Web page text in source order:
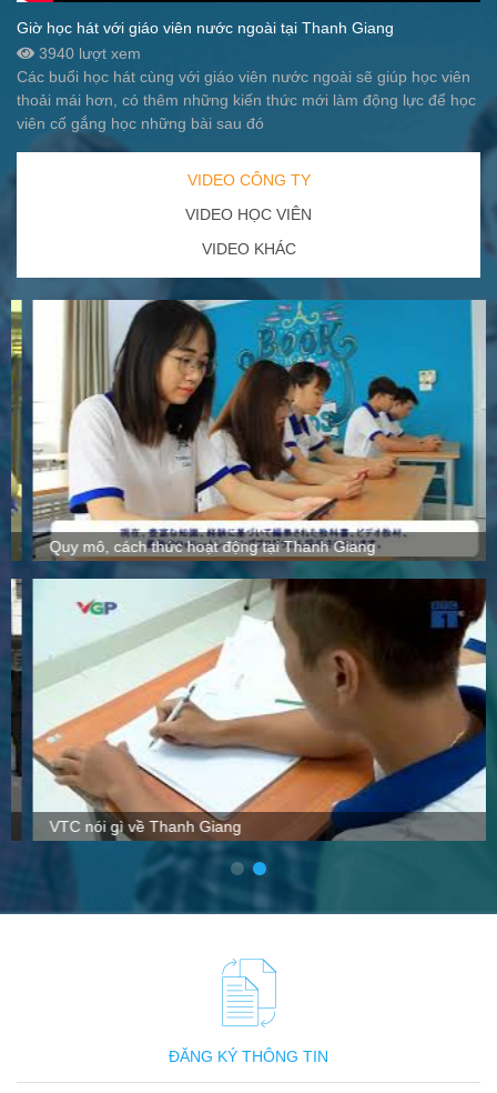
Giờ học hát với giáo viên nước ngoài tại Thanh Giang
3940 lượt xem
Các buổi học hát cùng với giáo viên nước ngoài sẽ giúp học viên
thoải mái hơn, có thêm những kiến thức mới làm động lực để học
viên cố gắng học những bài sau đó
VIDEO CÔNG TY
VIDEO HỌC VIÊN
VIDEO KHÁC
Quy mô, cách thức hoạt động tại Thanh Giang
VTC nói gì về Thanh Giang
ĐĂNG KÝ THÔNG TIN